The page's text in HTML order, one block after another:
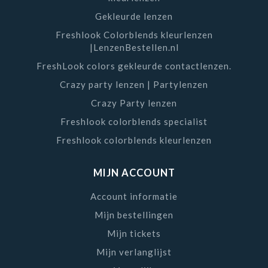
Gekleurde lenzen
Freshlook Colorblends kleurlenzen
|LenzenBestellen.nl
FreshLook colors gekleurde contactlenzen.
Crazy party lenzen | Partylenzen
Crazy Party lenzen
Freshlook colorblends specialist
Freshlook colorblends kleurlenzen
MIJN ACCOUNT
Account informatie
Mijn bestellingen
Mijn tickets
Mijn verlanglijst